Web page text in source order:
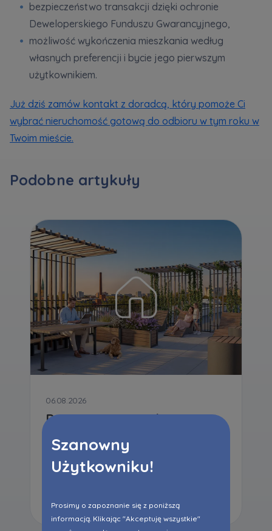
Szanowny
Użytkowniku!
Prosimy o zapoznanie się z poniższą
informacją. Klikając "Akceptuję wszystkie"
bezpieczeństwo transakcji dzięki ochronie
Deweloperskiego Funduszu Gwarancyjnego,
możliwość wykończenia mieszkania według
własnych preferencji i bycie jego pierwszym
użytkownikiem.
Już dziś zamów kontakt z doradcą, który pomoże Ci
wybrać nieruchomość gotową do odbioru w tym roku w
Twoim mieście.
Podobne artykuły
06.08.2026
Dni Otwarte z większą
Ofertą specjalną
Zawiadomienia o nabyciu lub posiadaniu znacznego
pakietu akcji proszę wysyłać na
notyfikacje@murapol.pl
Skontaktuj się z nami